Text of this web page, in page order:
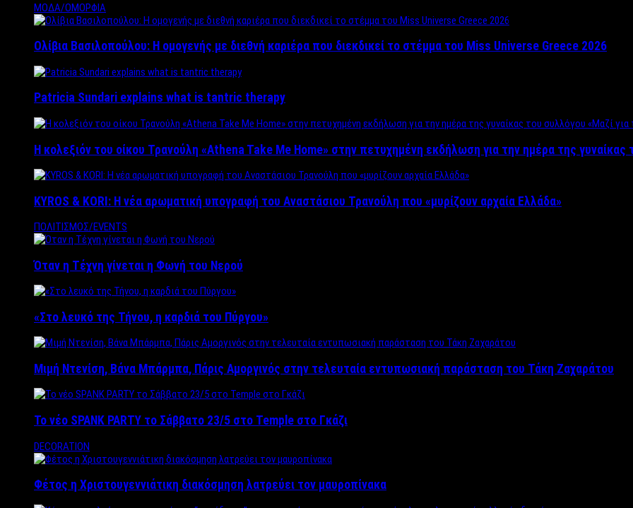
ΜΟΔΑ/ΟΜΟΡΦΙΑ
Ολίβια Βασιλοπούλου: Η ομογενής με διεθνή καριέρα που διεκδικεί το στέμμα του Miss Universe Greece 2026
Patricia Sundari explains what is tantric therapy
Η κολεξιόν του οίκου Τρανούλη «Athena Take Me Home» στην πετυχημένη εκδήλωση για την ημέρα της γυναίκας
KYROS & KORI: Η νέα αρωματική υπογραφή του Αναστάσιου Τρανούλη που «μυρίζουν αρχαία Ελλάδα»
ΠΟΛΙΤΙΣΜΟΣ/EVENTS
Όταν η Τέχνη γίνεται η Φωνή του Νερού
«Στο λευκό της Τήνου, η καρδιά του Πύργου»
Μιμή Ντενίση, Βάνα Μπάρμπα, Πάρις Αμοργινός στην τελευταία εντυπωσιακή παράσταση του Τάκη Ζαχαράτου
Το νέο SPANK PARTY το Σάββατο 23/5 στο Temple στο Γκάζι
DECORATION
Φέτος η Χριστουγεννιάτικη διακόσμηση λατρεύει τον μαυροπίνακα